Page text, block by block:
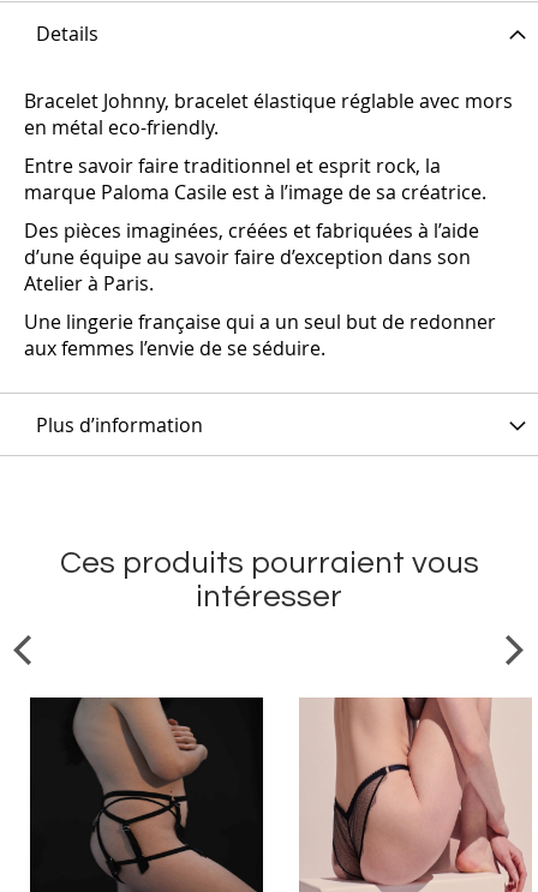
Details
Bracelet Johnny, bracelet élastique réglable avec mors
en métal eco-friendly.
Entre savoir faire traditionnel et esprit rock, la
marque Paloma Casile est à l’image de sa créatrice.
Des pièces imaginées, créées et fabriquées à l’aide
d’une équipe au savoir faire d’exception dans son
Atelier à Paris.
Une lingerie française qui a un seul but de redonner
aux femmes l’envie de se séduire.
Plus d’information
Ces produits pourraient vous
intéresser